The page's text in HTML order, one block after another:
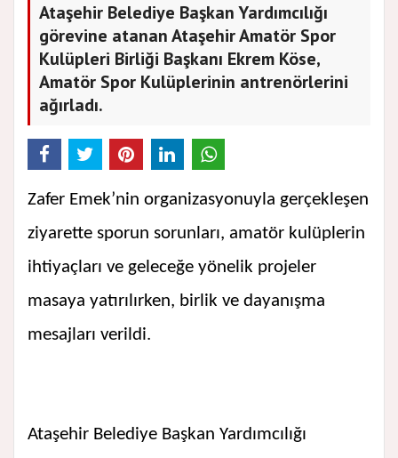
Ataşehir Belediye Başkan Yardımcılığı
görevine atanan Ataşehir Amatör Spor
Kulüpleri Birliği Başkanı Ekrem Köse,
Amatör Spor Kulüplerinin antrenörlerini
ağırladı.
Zafer Emek’nin organizasyonuyla gerçekleşen
ziyarette sporun sorunları, amatör kulüplerin
ihtiyaçları ve geleceğe yönelik projeler
masaya yatırılırken, birlik ve dayanışma
mesajları verildi.
Ataşehir Belediye Başkan Yardımcılığı